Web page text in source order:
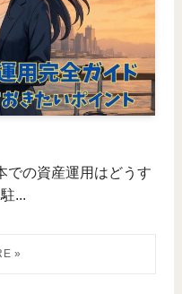
での資産運用はどうす
...